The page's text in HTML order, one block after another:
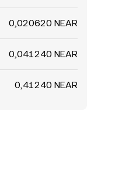
0,020620 NEAR
0,041240 NEAR
0,41240 NEAR